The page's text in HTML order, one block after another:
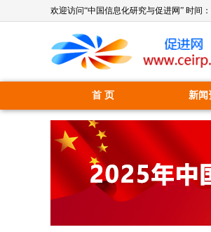
欢迎访问“中国信息化研究与促进网” 时间：
首 页 新闻